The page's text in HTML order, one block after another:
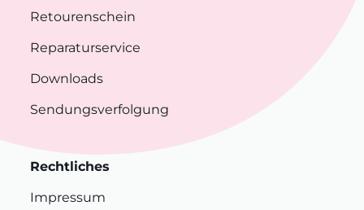
Retourenschein
Reparaturservice
Downloads
Sendungsverfolgung
Rechtliches
Impressum